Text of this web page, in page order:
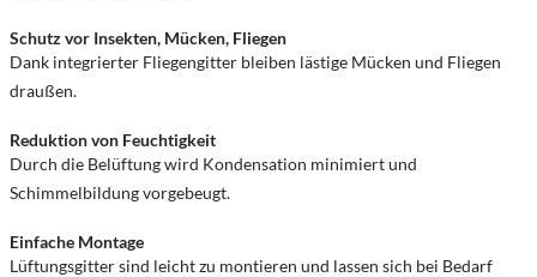
Schutz vor Insekten, Mücken, Fliegen
Dank integrierter Fliegengitter bleiben lästige Mücken und Fliegen
draußen.
Reduktion von Feuchtigkeit
Durch die Belüftung wird Kondensation minimiert und
Schimmelbildung vorgebeugt.
Einfache Montage
Lüftungsgitter sind leicht zu montieren und lassen sich bei Bedarf